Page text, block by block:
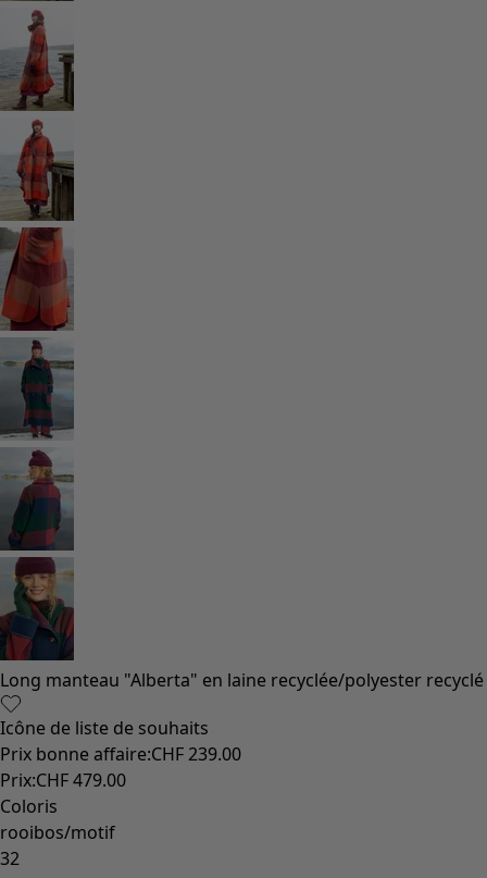
Long manteau "Alberta" en laine recyclée/polyester recyclé
Icône de liste de souhaits
Prix bonne affaire:CHF 239.00
Prix:CHF 479.00
Coloris
rooibos/motif
32